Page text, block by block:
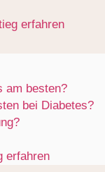
erfahren
am besten?
bei Diabetes?
erfahren